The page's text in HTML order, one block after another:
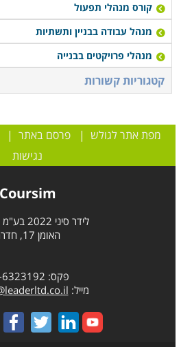
קורס מנהלי תפעול
מנהל עבודה בבניין ותשתיות
מנהלי פרויקטים בבנייה
קטגוריות קשורות
מפת אתר לגולש |פרסם באתר |
נגישות
Coursim
לידר סיני 2022 בע"מ (קורסים)
האומן 17, חדרה
פקס: 04-6323192
מייל: